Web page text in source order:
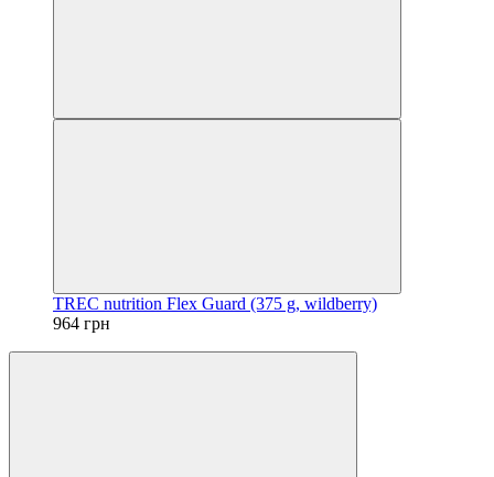
TREC nutrition Flex Guard (375 g, wildberry)
964 грн